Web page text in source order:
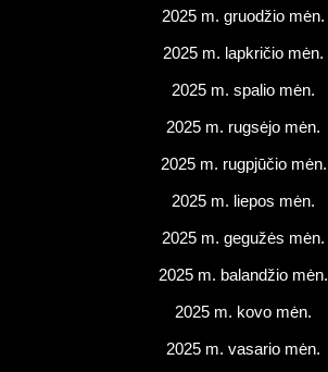
2025 m. gruodžio mėn.
2025 m. lapkričio mėn.
2025 m. spalio mėn.
2025 m. rugsėjo mėn.
2025 m. rugpjūčio mėn.
2025 m. liepos mėn.
2025 m. gegužės mėn.
2025 m. balandžio mėn.
2025 m. kovo mėn.
2025 m. vasario mėn.